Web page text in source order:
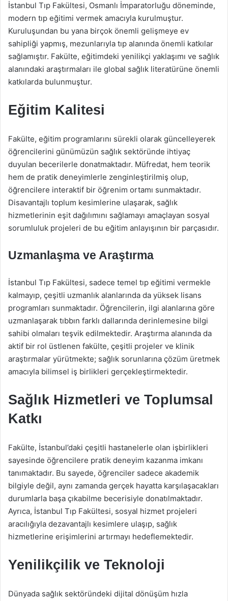
İstanbul Tıp Fakültesi, Osmanlı İmparatorluğu döneminde,
modern tıp eğitimi vermek amacıyla kurulmuştur.
Kuruluşundan bu yana birçok önemli gelişmeye ev
sahipliği yapmış, mezunlarıyla tıp alanında önemli katkılar
sağlamıştır. Fakülte, eğitimdeki yenilikçi yaklaşımı ve sağlık
alanındaki araştırmaları ile global sağlık literatürüne önemli
katkılarda bulunmuştur.
Eğitim Kalitesi
Fakülte, eğitim programlarını sürekli olarak güncelleyerek
öğrencilerini günümüzün sağlık sektöründe ihtiyaç
duyulan becerilerle donatmaktadır. Müfredat, hem teorik
hem de pratik deneyimlerle zenginleştirilmiş olup,
öğrencilere interaktif bir öğrenim ortamı sunmaktadır.
Disavantajlı toplum kesimlerine ulaşarak, sağlık
hizmetlerinin eşit dağılımını sağlamayı amaçlayan sosyal
sorumluluk projeleri de bu eğitim anlayışının bir parçasıdır.
Uzmanlaşma ve Araştırma
İstanbul Tıp Fakültesi, sadece temel tıp eğitimi vermekle
kalmayıp, çeşitli uzmanlık alanlarında da yüksek lisans
programları sunmaktadır. Öğrencilerin, ilgi alanlarına göre
uzmanlaşarak tıbbın farklı dallarında derinlemesine bilgi
sahibi olmaları teşvik edilmektedir. Araştırma alanında da
aktif bir rol üstlenen fakülte, çeşitli projeler ve klinik
araştırmalar yürütmekte; sağlık sorunlarına çözüm üretmek
amacıyla bilimsel iş birlikleri gerçekleştirmektedir.
Sağlık Hizmetleri ve Toplumsal
Katkı
Fakülte, İstanbul’daki çeşitli hastanelerle olan işbirlikleri
sayesinde öğrencilere pratik deneyim kazanma imkanı
tanımaktadır. Bu sayede, öğrenciler sadece akademik
bilgiyle değil, aynı zamanda gerçek hayatta karşılaşacakları
durumlarla başa çıkabilme becerisiyle donatılmaktadır.
Ayrıca, İstanbul Tıp Fakültesi, sosyal hizmet projeleri
aracılığıyla dezavantajlı kesimlere ulaşıp, sağlık
hizmetlerine erişimlerini artırmayı hedeflemektedir.
Yenilikçilik ve Teknoloji
Dünyada sağlık sektöründeki dijital dönüşüm hızla